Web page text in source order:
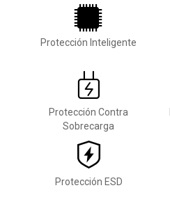
Protección Inteligente
Protección Contra
Sobrecarga
Protección ESD